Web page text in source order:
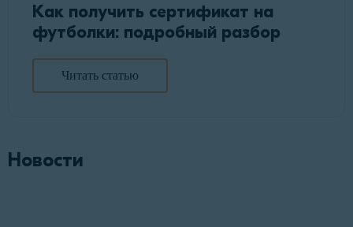
Как получить сертификат на
футболки: подробный разбор
Читать статью
Новости